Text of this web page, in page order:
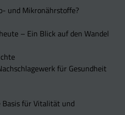
und Mikronährstoffe?
– Ein Blick auf den Wandel
für Gesundheit
Basis für Vitalität und